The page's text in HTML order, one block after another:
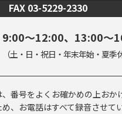
FAX 03-5229-2330
9:00～12:00、13:00～
（土・日・祝日・年末年始・夏季
番号をよくお確かめの上おか
、お電話はすべて録音させて